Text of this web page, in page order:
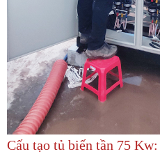
Cấu tạo tủ biến tần 75 Kw: